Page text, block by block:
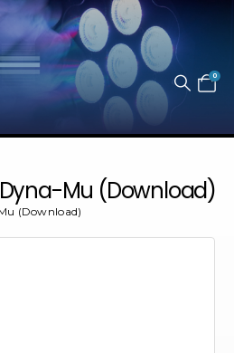
0
Dyna-Mu (Download)
(Download)